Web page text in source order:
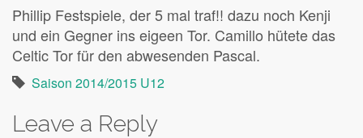
Phillip Festspiele, der 5 mal traf!! dazu noch Kenji
und ein Gegner ins eigeen Tor. Camillo hütete das
Celtic Tor für den abwesenden Pascal.
Saison 2014/2015 U12
Leave a Reply